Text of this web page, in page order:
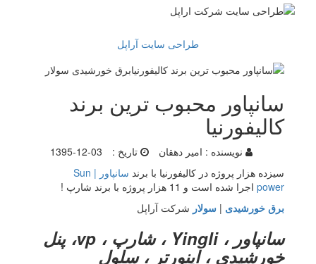
طراحی سایت آراپل
سانپاور محبوب ترین برند
کالیفورنیا
نویسنده : امیر دهقان تاریخ :
1395-12-03
سیزده هزار پروژه در کالیفورنیا با برند
سانپاور | Sun
power اجرا شده است و 11 هزار پروژه با برند شارپ !
برق خورشیدی | سولار شرکت آراپل
سانپاور ، Yingli ، شارپ ، vp، پنل
خورشیدی ، اینورتر ، سلول